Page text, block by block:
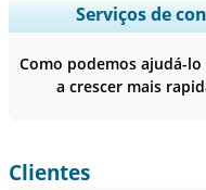
Ampliar a cobertura
Perfis de empresas,
Serviços de
Como podemos ajudá-
a crescer mais
Clientes